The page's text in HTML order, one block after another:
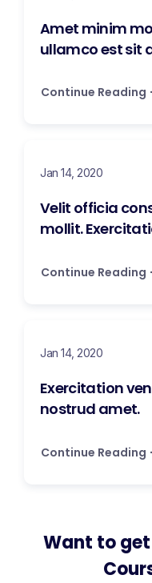
Amet minim
ullamco est sit
Continue Reading
Jan 14, 2020
Velit officia
mollit.
Continue Reading
Jan 14, 2020
Exercitation
nostrud amet.
Continue Reading
Want to